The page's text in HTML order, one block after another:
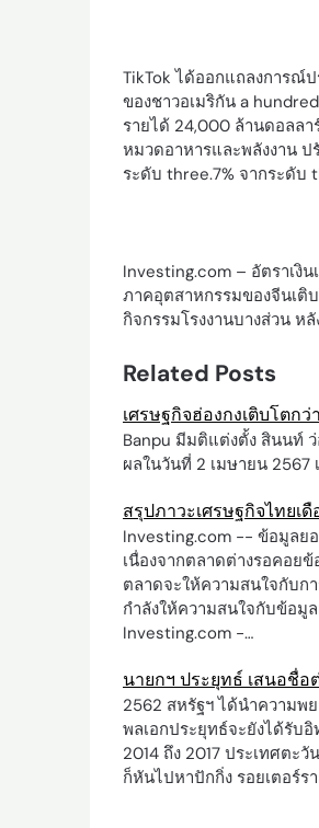
TikTok ได้ออกแถลงการณ์
ของชาวอเมริกัน a
รายได้ 24,000 ล้านดอลล
หมวดอาหารและพลังงาน ป
ระดับ three.7% จากระดับ
Investing.com – อัตราเงิ
ภาคอุตสาหกรรมของจีนเติ
กิจกรรมโรงงานบางส่วน ห
Related Posts
เศรษฐกิจฮ่องกงเติบโตก
Banpu มีมติแต่งตั้ง สินนท์
ผลในวันที่ 2 เมษายน 2567
สรุปภาวะเศรษฐกิจไทยเ
Investing.com -- ข้อมูลย
เนื่องจากตลาดต่างรอคอย
ตลาดจะให้ความสนใจกับก
กำลังให้ความสนใจกับข้อมู
Investing.com -…
นายกฯ ประยุทธ์ เสนอชื่อ
2562 สหรัฐฯ ได้นำความพ
พลเอกประยุทธ์จะยังได้รับ
2014 ถึง 2017 ประเทศต
ก็หันไปหาปักกิ่ง รอยเตอร์ร